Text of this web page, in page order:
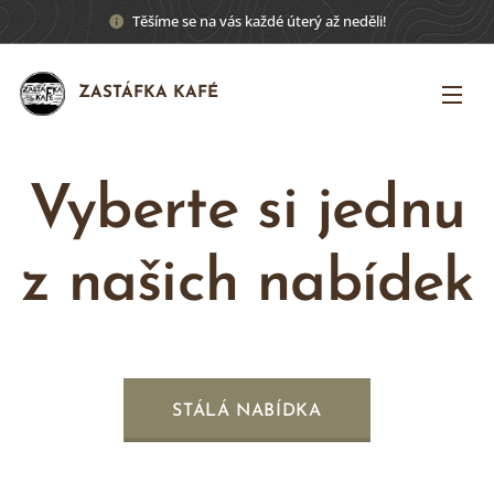
Těšíme se na vás každé úterý až neděli!
ZASTÁFKA KAFÉ
Vyberte si jednu
z našich nabídek
STÁLÁ NABÍDKA